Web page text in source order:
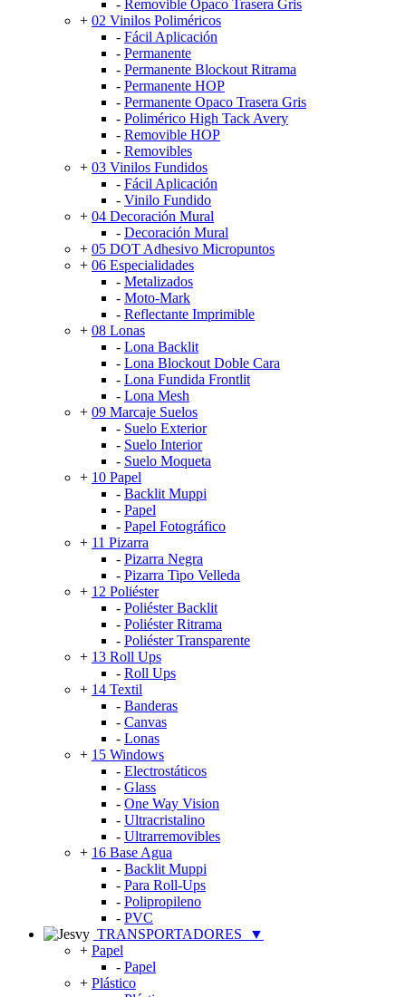
- Removible Opaco Trasera Gris
+ 02 Vinilos Poliméricos
- Fácil Aplicación
- Permanente
- Permanente Blockout Ritrama
- Permanente HOP
- Permanente Opaco Trasera Gris
- Polimérico High Tack Avery
- Removible HOP
- Removibles
+ 03 Vinilos Fundidos
- Fácil Aplicación
- Vinilo Fundido
+ 04 Decoración Mural
- Decoración Mural
+ 05 DOT Adhesivo Micropuntos
+ 06 Especialidades
- Metalizados
- Moto-Mark
- Reflectante Imprimible
+ 08 Lonas
- Lona Backlit
- Lona Blockout Doble Cara
- Lona Fundida Frontlit
- Lona Mesh
+ 09 Marcaje Suelos
- Suelo Exterior
- Suelo Interior
- Suelo Moqueta
+ 10 Papel
- Backlit Muppi
- Papel
- Papel Fotográfico
+ 11 Pizarra
- Pizarra Negra
- Pizarra Tipo Velleda
+ 12 Poliéster
- Poliéster Backlit
- Poliéster Ritrama
- Poliéster Transparente
+ 13 Roll Ups
- Roll Ups
+ 14 Textil
- Banderas
- Canvas
- Lonas
+ 15 Windows
- Electrostáticos
- Glass
- One Way Vision
- Ultracristalino
- Ultrarremovibles
+ 16 Base Agua
- Backlit Muppi
- Para Roll-Ups
- Polipropileno
- PVC
TRANSPORTADORES
▼
+ Papel
- Papel
+ Plástico